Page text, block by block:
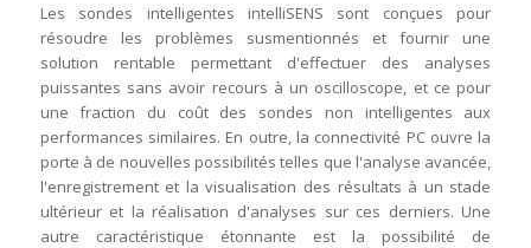
Les sondes intelligentes intelliSENS sont conçues pour
résoudre les problèmes susmentionnés et fournir une
solution rentable permettant d'effectuer des analyses
puissantes sans avoir recours à un oscilloscope, et ce pour
une fraction du coût des sondes non intelligentes aux
performances similaires. En outre, la connectivité PC ouvre la
porte à de nouvelles possibilités telles que l'analyse avancée,
l'enregistrement et la visualisation des résultats à un stade
ultérieur et la réalisation d'analyses sur ces derniers. Une
autre caractéristique étonnante est la possibilité de